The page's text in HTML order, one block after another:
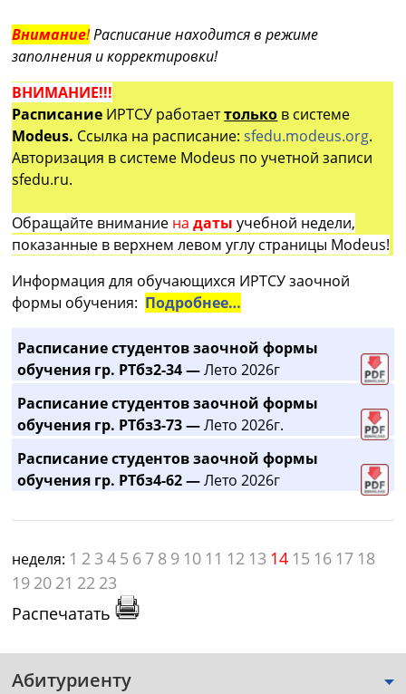
Внимание!Расписание находится в режиме
заполнения и корректировки!
ВНИМАНИЕ!!!
Расписание ИРТСУ работаеттолько в системе
Modeus. Ссылка на расписание:sfedu.modeus.org.
Авторизация в системе Modeus по учетной записи
sfedu.ru.
Обращайте внимание на датыучебной недели,
показанные в верхнем левом углу страницы Modeus!
Информация для обучающихся ИРТСУ заочной
формы обучения: Подробнее…
Расписание студентов заочной формы
обучения гр. РТбз2-34 —Лето 2026г
Расписание студентов заочной формы
обучения гр. РТбз3-73 —Лето 2026г.
Расписание студентов заочной формы
обучения гр. РТбз4-62 —Лето 2026г
неделя: 1 2 3 4 5 6 7 8 9 10 11 12 13 14 15 16 17 18
19 20 21 22 23
Распечатать
Абитуриенту